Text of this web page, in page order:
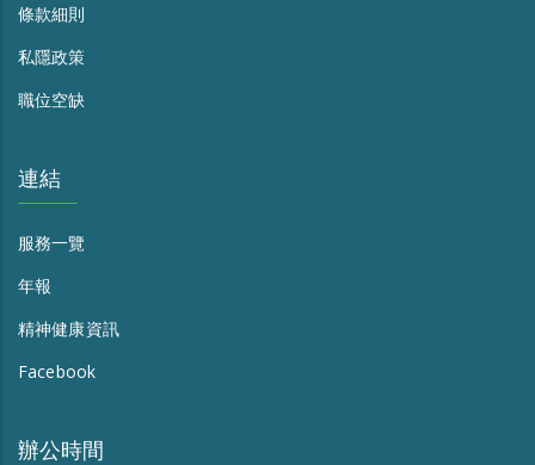
條款細則
私隱政策
職位空缺
連結
服務一覽
年報
精神健康資訊
Facebook
辦公時間